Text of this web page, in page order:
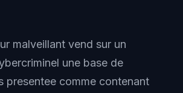
malveillant vend sur un
une base de
presentee comme contenant